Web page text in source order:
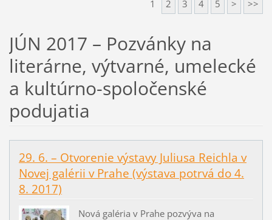
1 2 3 4 5 > >>
JÚN 2017 – Pozvánky na
literárne, výtvarné, umelecké
a kultúrno-spoločenské
podujatia
29. 6. – Otvorenie výstavy Juliusa Reichla v
Novej galérii v Prahe (výstava potrvá do 4.
8. 2017)
Nová galéria v Prahe pozvýva na